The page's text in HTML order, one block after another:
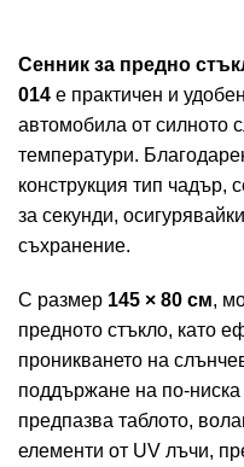
Сенник за предно
014 е практичен и
автомобила от силното
температури.
конструкция тип чадър,
за секунди,
съхранение.
С размер 145 × 80 см,
предното стъкло, като
проникването на
поддържане на по-ниска
предпазва таблото,
елементи от UV лъчи,